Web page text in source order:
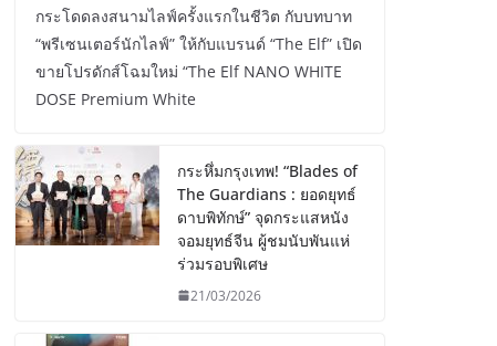
กระโดดลงสนามไลฟ์ครั้งแรกในชีวิต กับบทบาท
“พรีเซนเตอร์นักไลฟ์” ให้กับแบรนด์ “The Elf” เปิด
ขายโปรดักส์โฉมใหม่ “The Elf NANO WHITE
DOSE Premium White
กระหึ่มกรุงเทพ! “Blades of
The Guardians : ยอดยุทธ์
ดาบพิทักษ์” จุดกระแสหนัง
จอมยุทธ์จีน ผู้ชมนับพันแห่
ร่วมรอบพิเศษ
21/03/2026